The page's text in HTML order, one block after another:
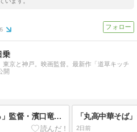
乗
東京と神戸。映画監督。最新作「道草キッチ
開
「急に具合が悪くなる」監督・濱口竜介 at シネリーブル神戸 「丸高中華そば
2日前